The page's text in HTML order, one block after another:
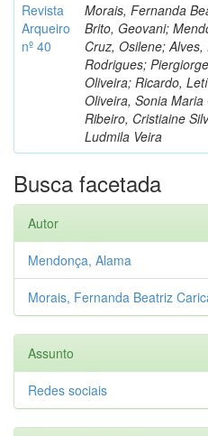
Revista
Arqueiro
nº 40
Morais, Fernanda
Brito, Geovani;
Cruz, Osilene;
Rodrigues;
Oliveira; Ricardo,
Oliveira, Sonia
Ribeiro, Cristiaine
Ludmila Veira
Busca facetada
Autor
Mendonça, Alama
Morais, Fernanda Beatriz
Assunto
Redes sociais